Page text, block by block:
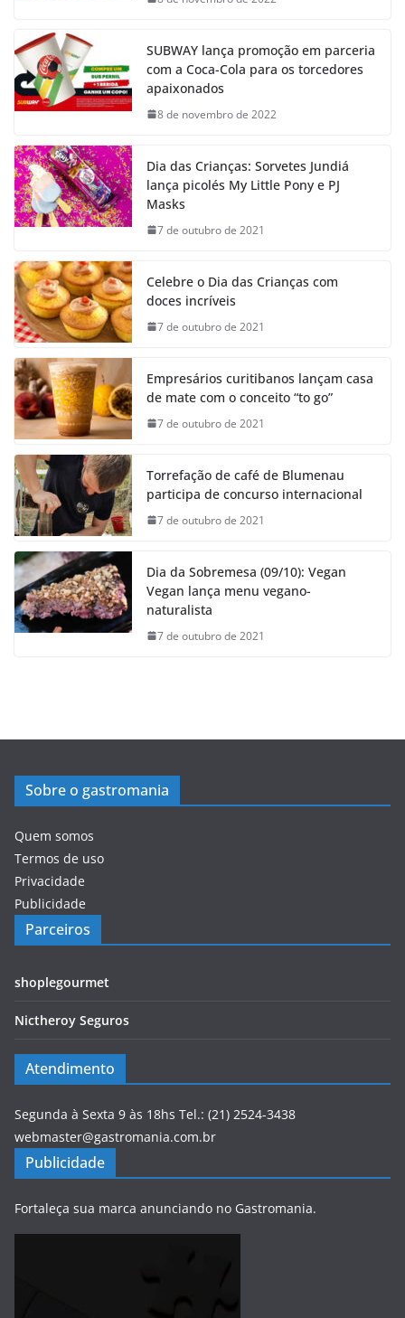
SUBWAY lança promoção em parceria
com a Coca-Cola para os torcedores
apaixonados
8 de novembro de 2022
Dia das Crianças: Sorvetes Jundiá
lança picolés My Little Pony e PJ
Masks
7 de outubro de 2021
Celebre o Dia das Crianças com
doces incríveis
7 de outubro de 2021
Empresários curitibanos lançam casa
de mate com o conceito “to go”
7 de outubro de 2021
Torrefação de café de Blumenau
participa de concurso internacional
7 de outubro de 2021
Dia da Sobremesa (09/10): Vegan
Vegan lança menu vegano-
naturalista
7 de outubro de 2021
Sobre o gastromania
Quem somos
Termos de uso
Privacidade
Publicidade
Parceiros
shoplegourmet
Nictheroy Seguros
Atendimento
Segunda à Sexta 9 às 18hs Tel.: (21) 2524-3438
webmaster@gastromania.com.br
Publicidade
Fortaleça sua marca anunciando no Gastromania.